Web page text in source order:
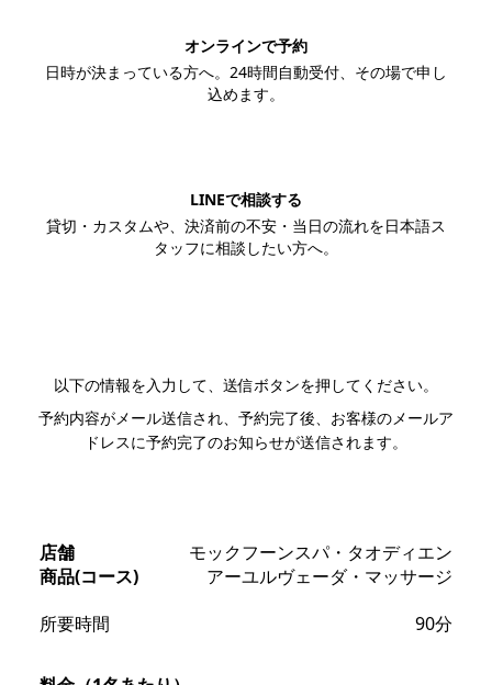
オンラインで予約
日時が決まっている方へ。24時間自動受付、その場で申し
込めます。
LINEで相談する
貸切・カスタムや、決済前の不安・当日の流れを日本語ス
タッフに相談したい方へ。
以下の情報を入力して、送信ボタンを押してください。
予約内容がメール送信され、予約完了後、お客様のメールア
ドレスに予約完了のお知らせが送信されます。
店舗
モックフーンスパ・タオディエン
商品(コース)
アーユルヴェーダ・マッサージ
所要時間
90分